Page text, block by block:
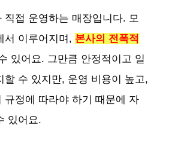
직접 운영하는 매장입니다. 모
서 이루어지며, 본사의 전폭적
있어요. 그만큼 안정적이고 일
할 수 있지만, 운영 비용이 높고,
규정에 따라야 하기 때문에 자
있어요.